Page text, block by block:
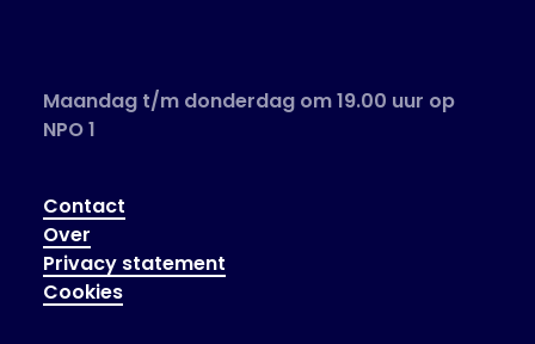
Maandag t/m donderdag om 19.00 uur op
NPO 1
Contact
Over
Privacy statement
Cookies